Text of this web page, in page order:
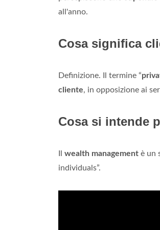
all'anno.
Cosa significa
Definizione. Il termine “
cliente, in opposizione ai
Cosa si intende
wealth management è un
individuals”.